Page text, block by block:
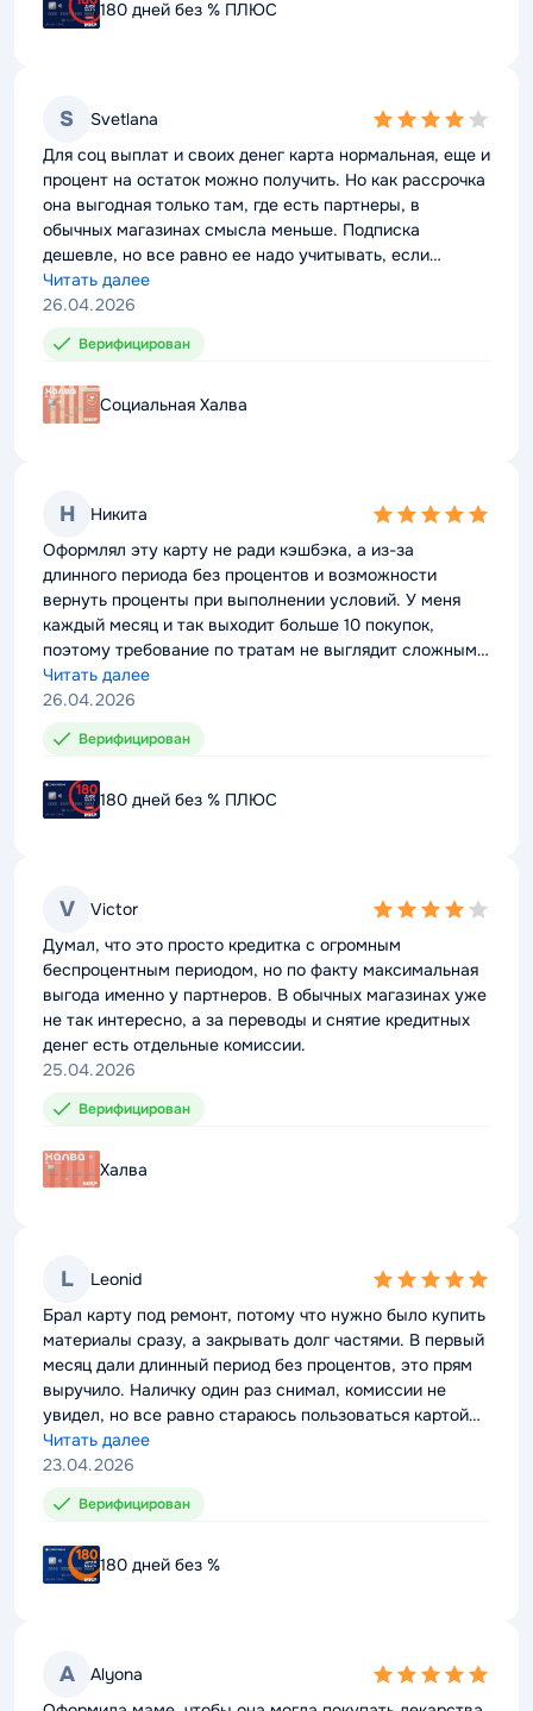
180 дней без % ПЛЮС
S Svetlana
4,0
rating
Для соц выплат и своих денег карта нормальная, еще и
процент на остаток можно получить. Но как рассрочка
она выгодная только там, где есть партнеры, в
обычных магазинах смысла меньше. Подписка
дешевле, но все равно ее надо учитывать, если
покупок мало.
Читать далее
26.04.2026
Верифицирован
Социальная Халва
Н Никита
5,0
rating
Оформлял эту карту не ради кэшбэка, а из-за
длинного периода без процентов и возможности
вернуть проценты при выполнении условий. У меня
каждый месяц и так выходит больше 10 покупок,
поэтому требование по тратам не выглядит сложным.
Наличку снимал один раз, комиссии не было, это
удобно. Из минусов — условия по возврату процентов
понятно.
Читать далее
26.04.2026
Верифицирован
180 дней без % ПЛЮС
V Victor
4,0
rating
Думал, что это просто кредитка с огромным
беспроцентным периодом, но по факту максимальная
выгода именно у партнеров. В обычных магазинах уже
не так интересно, а за переводы и снятие кредитных
денег есть отдельные комиссии.
25.04.2026
Верифицирован
Халва
L Leonid
5,0
rating
Брал карту под ремонт, потому что нужно было купить
материалы сразу, а закрывать долг частями. В первый
месяц дали длинный период без процентов, это прям
выручило. Наличку один раз снимал, комиссии не
увидел, но все равно стараюсь пользоваться картой
для покупок.
Читать далее
23.04.2026
Верифицирован
180 дней без %
A Alyona
5,0
180 дней без % ПЛЮС
S Svetlana
4,0
rating
Для соц выплат и своих денег карта нормальная, еще и
процент на остаток можно получить. Но как рассрочка
она выгодная только там, где есть партнеры, в
обычных магазинах смысла меньше. Подписка
дешевле, но все равно ее надо учитывать, если
покупок мало.
Читать далее
26.04.2026
Верифицирован
Социальная Халва
Н Никита
5,0
rating
Оформлял эту карту не ради кэшбэка, а из-за
длинного периода без процентов и возможности
вернуть проценты при выполнении условий. У меня
каждый месяц и так выходит больше 10 покупок,
поэтому требование по тратам не выглядит сложным.
Наличку снимал один раз, комиссии не было, это
удобно. Из минусов — условия по возврату процентов
понятно.
Читать далее
26.04.2026
Верифицирован
180 дней без % ПЛЮС
V Victor
4,0
rating
Думал, что это просто кредитка с огромным
беспроцентным периодом, но по факту максимальная
выгода именно у партнеров. В обычных магазинах уже
не так интересно, а за переводы и снятие кредитных
денег есть отдельные комиссии.
25.04.2026
Верифицирован
Халва
L Leonid
5,0
rating
Брал карту под ремонт, потому что нужно было купить
материалы сразу, а закрывать долг частями. В первый
месяц дали длинный период без процентов, это прям
выручило. Наличку один раз снимал, комиссии не
увидел, но все равно стараюсь пользоваться картой
для покупок.
Читать далее
23.04.2026
Верифицирован
180 дней без %
A Alyona
5,0